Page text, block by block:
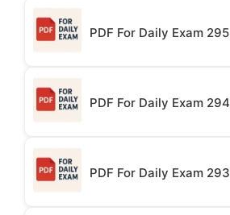
PDF For Daily Exam 295
PDF For Daily Exam 294
PDF For Daily Exam 293